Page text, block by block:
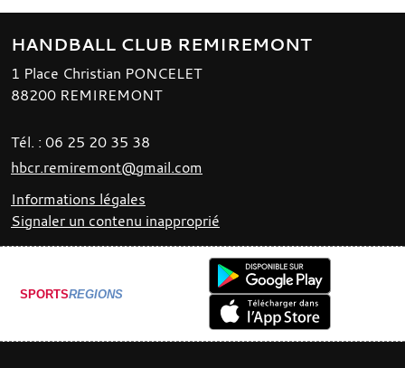
HANDBALL CLUB REMIREMONT
1 Place Christian PONCELET
88200 REMIREMONT
Tél. : 06 25 20 35 38
hbcr.remiremont@gmail.com
Informations légales
Signaler un contenu inapproprié
SPORTSREGIONS